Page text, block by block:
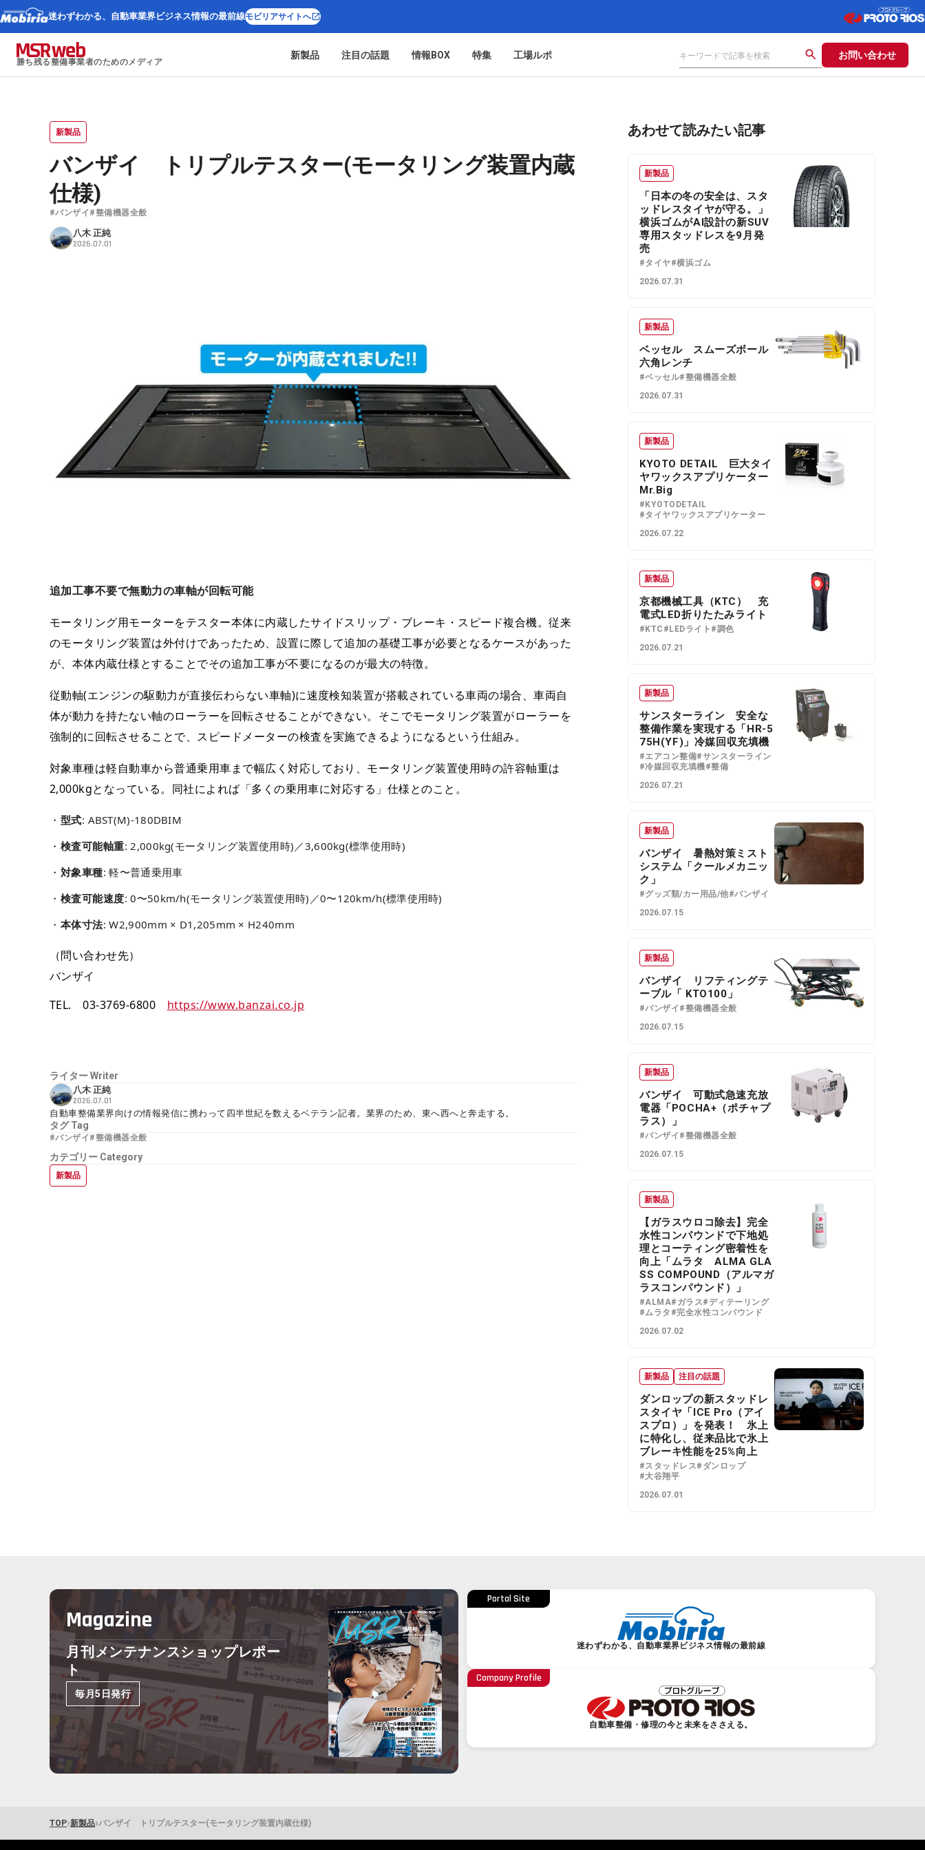
迷わずわかる、 自動車業界ビジネス情報の最前線モビリアサイトへ
勝ち残る整備事業者のためのメディア
新製品 注目の話題 情報BOX 特集 工場ルポ お問い合わせ
新製品
バンザイ トリプルテスター(モータリング装置内蔵
仕様)
#バンザイ#整備機器全般
八木 正純
2026.07.01
追加工事不要で無動力の車軸が回転可能
モータリング用モーターをテスター本体に内蔵したサイドスリップ・ブレーキ・スピード複合機。従来
のモータリング装置は外付けであったため、設置に際して追加の基礎工事が必要となるケースがあった
が、本体内蔵仕様とすることでその追加工事が不要になるのが最大の特徴。
従動軸(エンジンの駆動力が直接伝わらない車軸)に速度検知装置が搭載されている車両の場合、車両自
体が動力を持たない軸のローラーを回転させることができない。そこでモータリング装置がローラーを
強制的に回転させることで、スピードメーターの検査を実施できるようになるという仕組み。
対象車種は軽自動車から普通乗用車まで幅広く対応しており、モータリング装置使用時の許容軸重は
2,000kgとなっている。同社によれば「多くの乗用車に対応する」仕様とのこと。
型式: ABST(M)-180DBIM
検査可能軸重: 2,000kg(モータリング装置使用時)／3,600kg(標準使用時)
対象車種: 軽〜普通乗用車
検査可能速度: 0〜50km/h(モータリング装置使用時)／0〜120km/h(標準使用時)
本体寸法: W2,900mm × D1,205mm × H240mm
（問い合わせ先）
バンザイ
TEL. 03-3769-6800 https://www.banzai.co.jp
ライターWriter
八木 正純
2026.07.01
自動車整備業界向けの情報発信に携わって四半世紀を数えるベテラン記者。業界のため、東へ西へと奔走する。
タグTag
#バンザイ#整備機器全般
カテゴリー Category
新製品
あわせて読みたい記事
新製品
「日本の冬の安全は、スタ
ッドレスタイヤが守る。」
横浜ゴムがAI設計の新SUV
専用スタッドレスを9月発
売
#タイヤ#横浜ゴム
2026.07.31
新製品
ベッセル スムーズボール
六角レンチ
#ベッセル#整備機器全般
2026.07.31
新製品
KYOTO DETAIL 巨大タイ
ヤワックスアプリケーター
Mr.Big
#KYOTODETAIL
#タイヤワックスアプリケーター
2026.07.22
新製品
京都機械工具（KTC） 充
電式LED折りたたみライト
#KTC #LEDライト #調色
2026.07.21
新製品
サンスターライン 安全な
整備作業を実現する「HR-5
75H(YF)」冷媒回収充填機
#エアコン整備#サンスターライン
#冷媒回収充填機#整備
2026.07.21
新製品
バンザイ 暑熱対策ミスト
システム「クールメカニッ
ク」
#グッズ類/カー用品/他#バンザイ
2026.07.15
新製品
バンザイ リフティングテ
ーブル「 KTO100」
#バンザイ#整備機器全般
2026.07.15
新製品
バンザイ 可動式急速充放
電器「POCHA+（ポチャプ
ラス）」
#バンザイ#整備機器全般
2026.07.15
新製品
【ガラスウロコ除去】完全
水性コンパウンドで下地処
理とコーティング密着性を
向上「ムラタ ALMA GLA
SS COMPOUND（アルマガ
ラスコンパウンド）」
#ALMA#ガラス#ディテーリング
#ムラタ #完全水性コンパウンド
2026.07.02
新製品 注目の話題
ダンロップの新スタッドレ
スタイヤ「ICE Pro（アイ
スプロ）」を発表！ 氷上
に特化し、従来品比で氷上
ブレーキ性能を25%向上
#スタッドレス#ダンロップ
#大谷翔平
2026.07.01
Magazine
月刊メンテナンスショップレポー
ト
毎月5日発行
Portal Site
迷わずわかる、自動車業界ビジネス情報の最前線
Company Profile
自動車整備・修理の今と未来をささえる。
TOP›新製品›バンザイ トリプルテスター(モータリング装置内蔵仕様)